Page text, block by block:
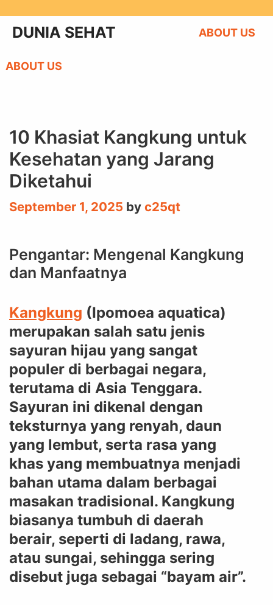
toDUNIA SEHAT ABOUT US
ABOUT US
10 Khasiat Kangkung untuk
Kesehatan yang Jarang
Diketahui
September 1, 2025 by c25qt
Pengantar: Mengenal Kangkung
dan Manfaatnya
Kangkung (Ipomoea aquatica)
merupakan salah satu jenis
sayuran hijau yang sangat
populer di berbagai negara,
terutama di Asia Tenggara.
Sayuran ini dikenal dengan
teksturnya yang renyah, daun
yang lembut, serta rasa yang
khas yang membuatnya menjadi
bahan utama dalam berbagai
masakan tradisional. Kangkung
biasanya tumbuh di daerah
berair, seperti di ladang, rawa,
atau sungai, sehingga sering
disebut juga sebagai “bayam air”.